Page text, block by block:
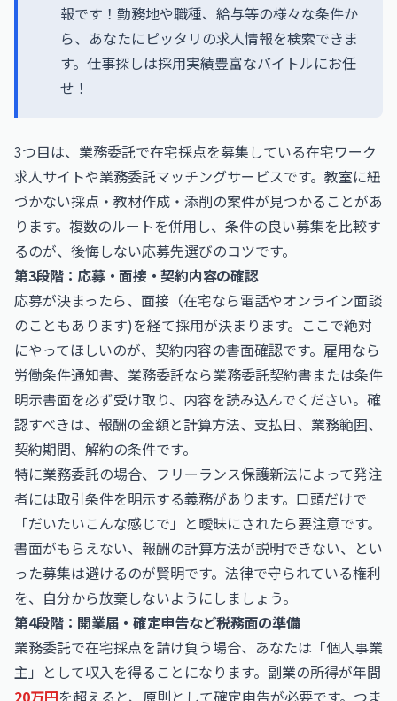
報です！勤務地や職種、給与等の様々な条件か
ら、あなたにピッタリの求人情報を検索できま
す。仕事探しは採用実績豊富なバイトルにお任
せ！
3つ目は、業務委託で在宅採点を募集している在宅ワーク
求人サイトや業務委託マッチングサービスです。教室に紐
づかない採点・教材作成・添削の案件が見つかることがあ
ります。複数のルートを併用し、条件の良い募集を比較す
るのが、後悔しない応募先選びのコツです。
第3段階：応募・面接・契約内容の確認
応募が決まったら、面接（在宅なら電話やオンライン面談
のこともあります)を経て採用が決まります。ここで絶対
にやってほしいのが、契約内容の書面確認です。雇用なら
労働条件通知書、業務委託なら業務委託契約書または条件
明示書面を必ず受け取り、内容を読み込んでください。確
認すべきは、報酬の金額と計算方法、支払日、業務範囲、
契約期間、解約の条件です。
特に業務委託の場合、フリーランス保護新法によって発注
者には取引条件を明示する義務があります。口頭だけで
「だいたいこんな感じで」と曖昧にされたら要注意です。
書面がもらえない、報酬の計算方法が説明できない、とい
った募集は避けるのが賢明です。法律で守られている権利
を、自分から放棄しないようにしましょう。
第4段階：開業届・確定申告など税務面の準備
業務委託で在宅採点を請け負う場合、あなたは「個人事業
主」として収入を得ることになります。副業の所得が年間
20万円を超えると、原則として確定申告が必要です。つま